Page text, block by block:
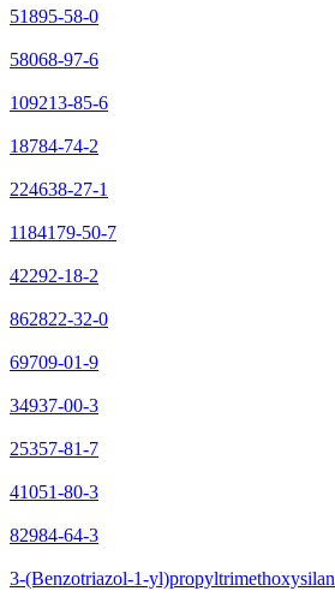
51895-58-0
58068-97-6
109213-85-6
18784-74-2
224638-27-1
1184179-50-7
42292-18-2
862822-32-0
69709-01-9
34937-00-3
25357-81-7
41051-80-3
82984-64-3
3-(Benzotriazol-1-yl)propyltrimethoxysilan